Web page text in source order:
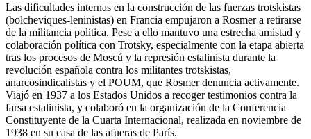
Las dificultades internas en la construcción de las fuerzas trotskistas
(bolcheviques-leninistas) en Francia empujaron a Rosmer a retirarse
de la militancia política. Pese a ello mantuvo una estrecha amistad y
colaboración política con Trotsky, especialmente con la etapa abierta
tras los procesos de Moscú y la represión estalinista durante la
revolución española contra los militantes trotskistas,
anarcosindicalistas y el POUM, que Rosmer denuncia activamente.
Viajó en 1937 a los Estados Unidos a recoger testimonios contra la
farsa estalinista, y colaboró en la organización de la Conferencia
Constituyente de la Cuarta Internacional, realizada en noviembre de
1938 en su casa de las afueras de París.